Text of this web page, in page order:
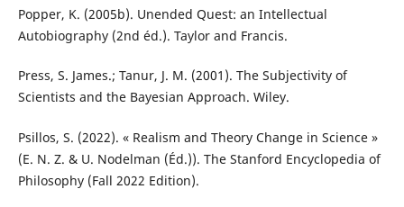
Popper, K. (2005b). Unended Quest: an Intellectual
Autobiography (2nd éd.). Taylor and Francis.
Press, S. James.; Tanur, J. M. (2001). The Subjectivity of
Scientists and the Bayesian Approach. Wiley.
Psillos, S. (2022). « Realism and Theory Change in Science »
(E. N. Z. & U. Nodelman (Éd.)). The Stanford Encyclopedia of
Philosophy (Fall 2022 Edition).